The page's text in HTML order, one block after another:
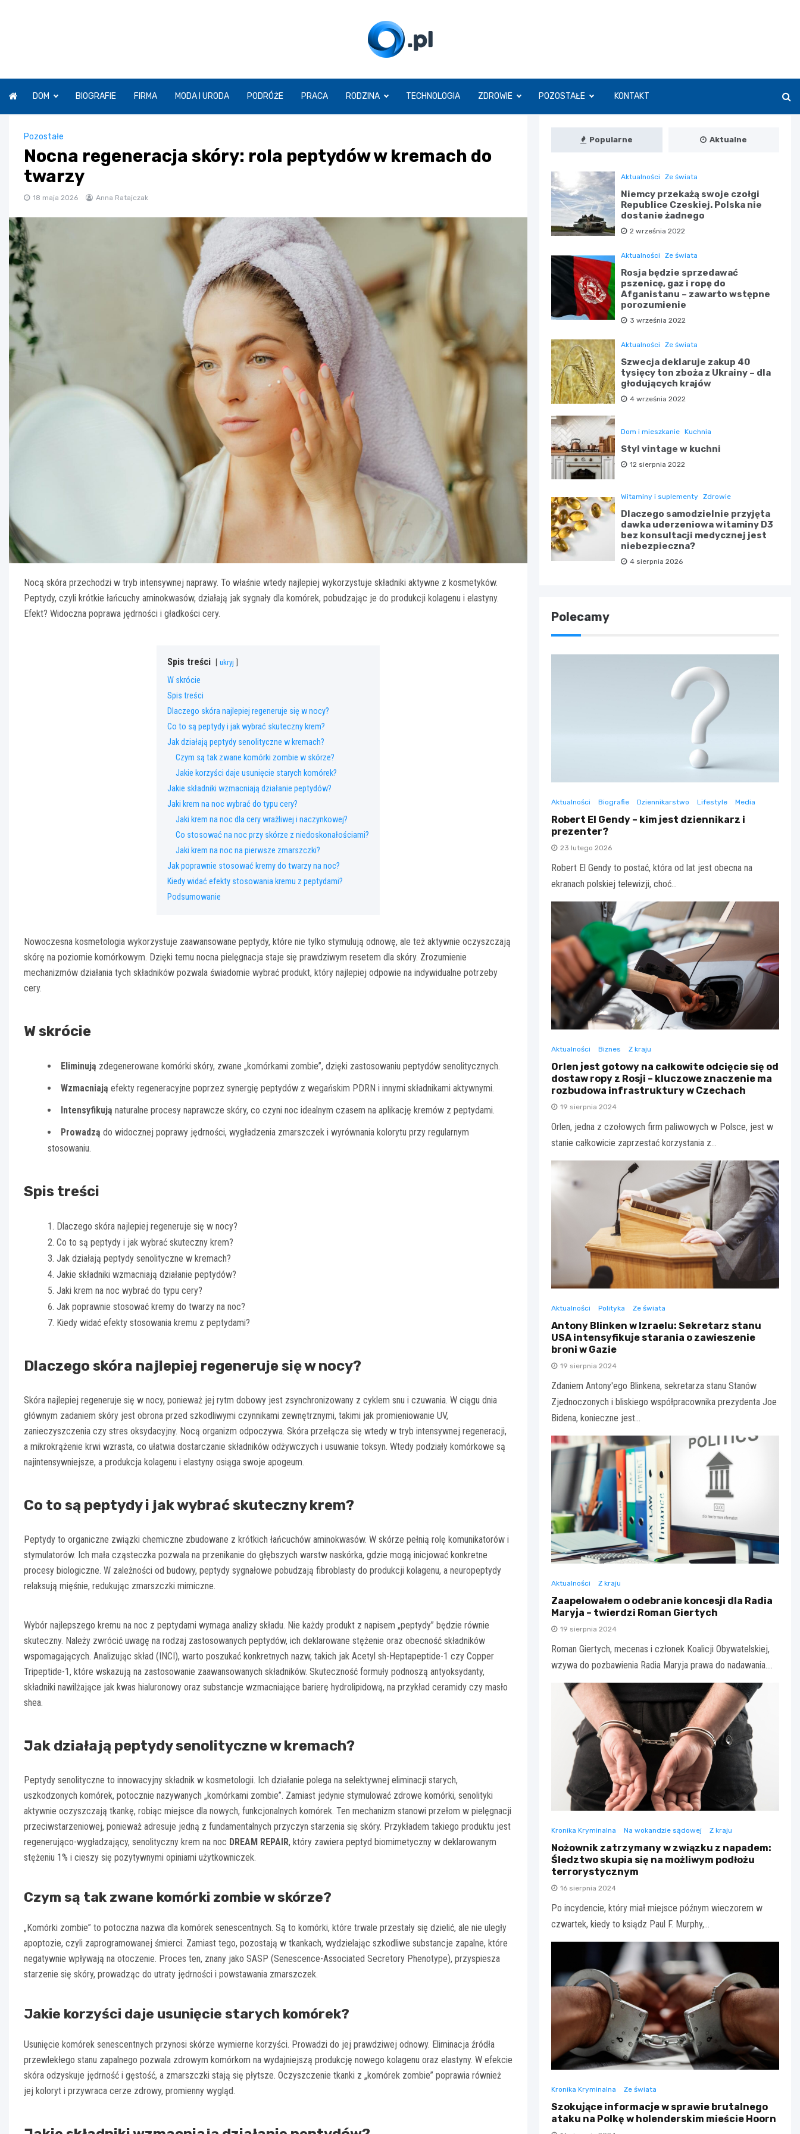
O.pl
DOM BIOGRAFIE FIRMA MODA I URODA PODRÓŻE PRACA RODZINA TECHNOLOGIA ZDROWIE POZOSTAŁE KONTAKT
Pozostałe
Nocna regeneracja skóry: rola peptydów w kremach do
twarzy
18 maja 2026 Anna Ratajczak
Nocą skóra przechodzi w tryb intensywnej naprawy. To właśnie wtedy najlepiej wykorzystuje składniki aktywne z kosmetyków.
Peptydy, czyli krótkie łańcuchy aminokwasów, działają jak sygnały dla komórek, pobudzając je do produkcji kolagenu i elastyny.
Efekt? Widoczna poprawa jędrności i gładkości cery.
Spis treści ukryj
W skrócie
Spis treści
Dlaczego skóra najlepiej regeneruje się w nocy?
Co to są peptydy i jak wybrać skuteczny krem?
Jak działają peptydy senolityczne w kremach?
Czym są tak zwane komórki zombie w skórze?
Jakie korzyści daje usunięcie starych komórek?
Jakie składniki wzmacniają działanie peptydów?
Jaki krem na noc wybrać do typu cery?
Jaki krem na noc dla cery wrażliwej i naczynkowej?
Co stosować na noc przy skórze z niedoskonałościami?
Jaki krem na noc na pierwsze zmarszczki?
Jak poprawnie stosować kremy do twarzy na noc?
Kiedy widać efekty stosowania kremu z peptydami?
Podsumowanie
Nowoczesna kosmetologia wykorzystuje zaawansowane peptydy, które nie tylko stymulują odnowę, ale też aktywnie oczyszczają
skórę na poziomie komórkowym. Dzięki temu nocna pielęgnacja staje się prawdziwym resetem dla skóry. Zrozumienie
mechanizmów działania tych składników pozwala świadomie wybrać produkt, który najlepiej odpowie na indywidualne potrzeby
cery.
W skrócie
Eliminują zdegenerowane komórki skóry, zwane „komórkami zombie”, dzięki zastosowaniu peptydów senolitycznych.
Wzmacniają efekty regeneracyjne poprzez synergię peptydów z wegańskim PDRN i innymi składnikami aktywnymi.
Intensyfikują naturalne procesy naprawcze skóry, co czyni noc idealnym czasem na aplikację kremów z peptydami.
Prowadzą do widocznej poprawy jędrności, wygładzenia zmarszczek i wyrównania kolorytu przy regularnym
stosowaniu.
Spis treści
Dlaczego skóra najlepiej regeneruje się w nocy?
Co to są peptydy i jak wybrać skuteczny krem?
Jak działają peptydy senolityczne w kremach?
Jakie składniki wzmacniają działanie peptydów?
Jaki krem na noc wybrać do typu cery?
Jak poprawnie stosować kremy do twarzy na noc?
Kiedy widać efekty stosowania kremu z peptydami?
Dlaczego skóra najlepiej regeneruje się w nocy?
Skóra najlepiej regeneruje się w nocy, ponieważ jej rytm dobowy jest zsynchronizowany z cyklem snu i czuwania. W ciągu dnia
głównym zadaniem skóry jest obrona przed szkodliwymi czynnikami zewnętrznymi, takimi jak promieniowanie UV,
zanieczyszczenia czy stres oksydacyjny. Nocą organizm odpoczywa. Skóra przełącza się wtedy w tryb intensywnej regeneracji,
a mikrokrążenie krwi wzrasta, co ułatwia dostarczanie składników odżywczych i usuwanie toksyn. Wtedy podziały komórkowe są
najintensywniejsze, a produkcja kolagenu i elastyny osiąga swoje apogeum.
Co to są peptydy i jak wybrać skuteczny krem?
Peptydy to organiczne związki chemiczne zbudowane z krótkich łańcuchów aminokwasów. W skórze pełnią rolę komunikatorów i
stymulatorów. Ich mała cząsteczka pozwala na przenikanie do głębszych warstw naskórka, gdzie mogą inicjować konkretne
procesy biologiczne. W zależności od budowy, peptydy sygnałowe pobudzają fibroblasty do produkcji kolagenu, a neuropeptydy
relaksują mięśnie, redukując zmarszczki mimiczne.
Wybór najlepszego kremu na noc z peptydami wymaga analizy składu. Nie każdy produkt z napisem „peptydy” będzie równie
skuteczny. Należy zwrócić uwagę na rodzaj zastosowanych peptydów, ich deklarowane stężenie oraz obecność składników
wspomagających. Analizując skład (INCI), warto poszukać konkretnych nazw, takich jak Acetyl sh-Heptapeptide-1 czy Copper
Tripeptide-1, które wskazują na zastosowanie zaawansowanych składników. Skuteczność formuły podnoszą antyoksydanty,
składniki nawilżające jak kwas hialuronowy oraz substancje wzmacniające barierę hydrolipidową, na przykład ceramidy czy masło
shea.
Jak działają peptydy senolityczne w kremach?
Peptydy senolityczne to innowacyjny składnik w kosmetologii. Ich działanie polega na selektywnej eliminacji starych,
uszkodzonych komórek, potocznie nazywanych „komórkami zombie”. Zamiast jedynie stymulować zdrowe komórki, senolityki
aktywnie oczyszczają tkankę, robiąc miejsce dla nowych, funkcjonalnych komórek. Ten mechanizm stanowi przełom w pielęgnacji
przeciwstarzeniowej, ponieważ adresuje jedną z fundamentalnych przyczyn starzenia się skóry. Przykładem takiego produktu jest
regenerująco-wygładzający, senolityczny krem na noc DREAM REPAIR, który zawiera peptyd biomimetyczny w deklarowanym
stężeniu 1% i cieszy się pozytywnymi opiniami użytkowniczek.
Czym są tak zwane komórki zombie w skórze?
„Komórki zombie” to potoczna nazwa dla komórek senescentnych. Są to komórki, które trwale przestały się dzielić, ale nie uległy
apoptozie, czyli zaprogramowanej śmierci. Zamiast tego, pozostają w tkankach, wydzielając szkodliwe substancje zapalne, które
negatywnie wpływają na otoczenie. Proces ten, znany jako SASP (Senescence-Associated Secretory Phenotype), przyspiesza
starzenie się skóry, prowadząc do utraty jędrności i powstawania zmarszczek.
Jakie korzyści daje usunięcie starych komórek?
Usunięcie komórek senescentnych przynosi skórze wymierne korzyści. Prowadzi do jej prawdziwej odnowy. Eliminacja źródła
przewlekłego stanu zapalnego pozwala zdrowym komórkom na wydajniejszą produkcję nowego kolagenu oraz elastyny. W efekcie
skóra odzyskuje jędrność i gęstość, a zmarszczki stają się płytsze. Oczyszczenie tkanki z „komórek zombie” poprawia również
jej koloryt i przywraca cerze zdrowy, promienny wygląd.
Popularne Aktualne
Aktualności Ze świata
Niemcy przekażą swoje czołgi
Republice Czeskiej. Polska nie
dostanie żadnego
2 września 2022
Aktualności Ze świata
Rosja będzie sprzedawać
pszenicę, gaz i ropę do
Afganistanu – zawarto wstępne
porozumienie
3 września 2022
Aktualności Ze świata
Szwecja deklaruje zakup 40
tysięcy ton zboża z Ukrainy – dla
głodujących krajów
4 września 2022
Dom i mieszkanie Kuchnia
Styl vintage w kuchni
12 sierpnia 2022
Witaminy i suplementy Zdrowie
Dlaczego samodzielnie przyjęta
dawka uderzeniowa witaminy D3
bez konsultacji medycznej jest
niebezpieczna?
4 sierpnia 2026
Polecamy
Aktualności Biografie Dziennikarstwo Lifestyle Media
Robert El Gendy – kim jest dziennikarz i
prezenter?
23 lutego 2026
Robert El Gendy to postać, która od lat jest obecna na
ekranach polskiej telewizji, choć…
Aktualności Biznes Z kraju
Orlen jest gotowy na całkowite odcięcie się od
dostaw ropy z Rosji – kluczowe znaczenie ma
rozbudowa infrastruktury w Czechach
19 sierpnia 2024
Orlen, jedna z czołowych firm paliwowych w Polsce, jest w
stanie całkowicie zaprzestać korzystania z…
Aktualności Polityka Ze świata
Antony Blinken w Izraelu: Sekretarz stanu
USA intensyfikuje starania o zawieszenie
broni w Gazie
19 sierpnia 2024
Zdaniem Antony'ego Blinkena, sekretarza stanu Stanów
Zjednoczonych i bliskiego współpracownika prezydenta Joe
Bidena, konieczne jest…
Aktualności Z kraju
Zaapelowałem o odebranie koncesji dla Radia
Maryja – twierdzi Roman Giertych
19 sierpnia 2024
Roman Giertych, mecenas i członek Koalicji Obywatelskiej,
wzywa do pozbawienia Radia Maryja prawa do nadawania.…
Kronika Kryminalna Na wokandzie sądowej Z kraju
Nożownik zatrzymany w związku z napadem:
Śledztwo skupia się na możliwym podłożu
terrorystycznym
16 sierpnia 2024
Po incydencie, który miał miejsce późnym wieczorem w
czwartek, kiedy to ksiądz Paul F. Murphy,…
Kronika Kryminalna Ze świata
Szokujące informacje w sprawie brutalnego
ataku na Polkę w holenderskim mieście Hoorn